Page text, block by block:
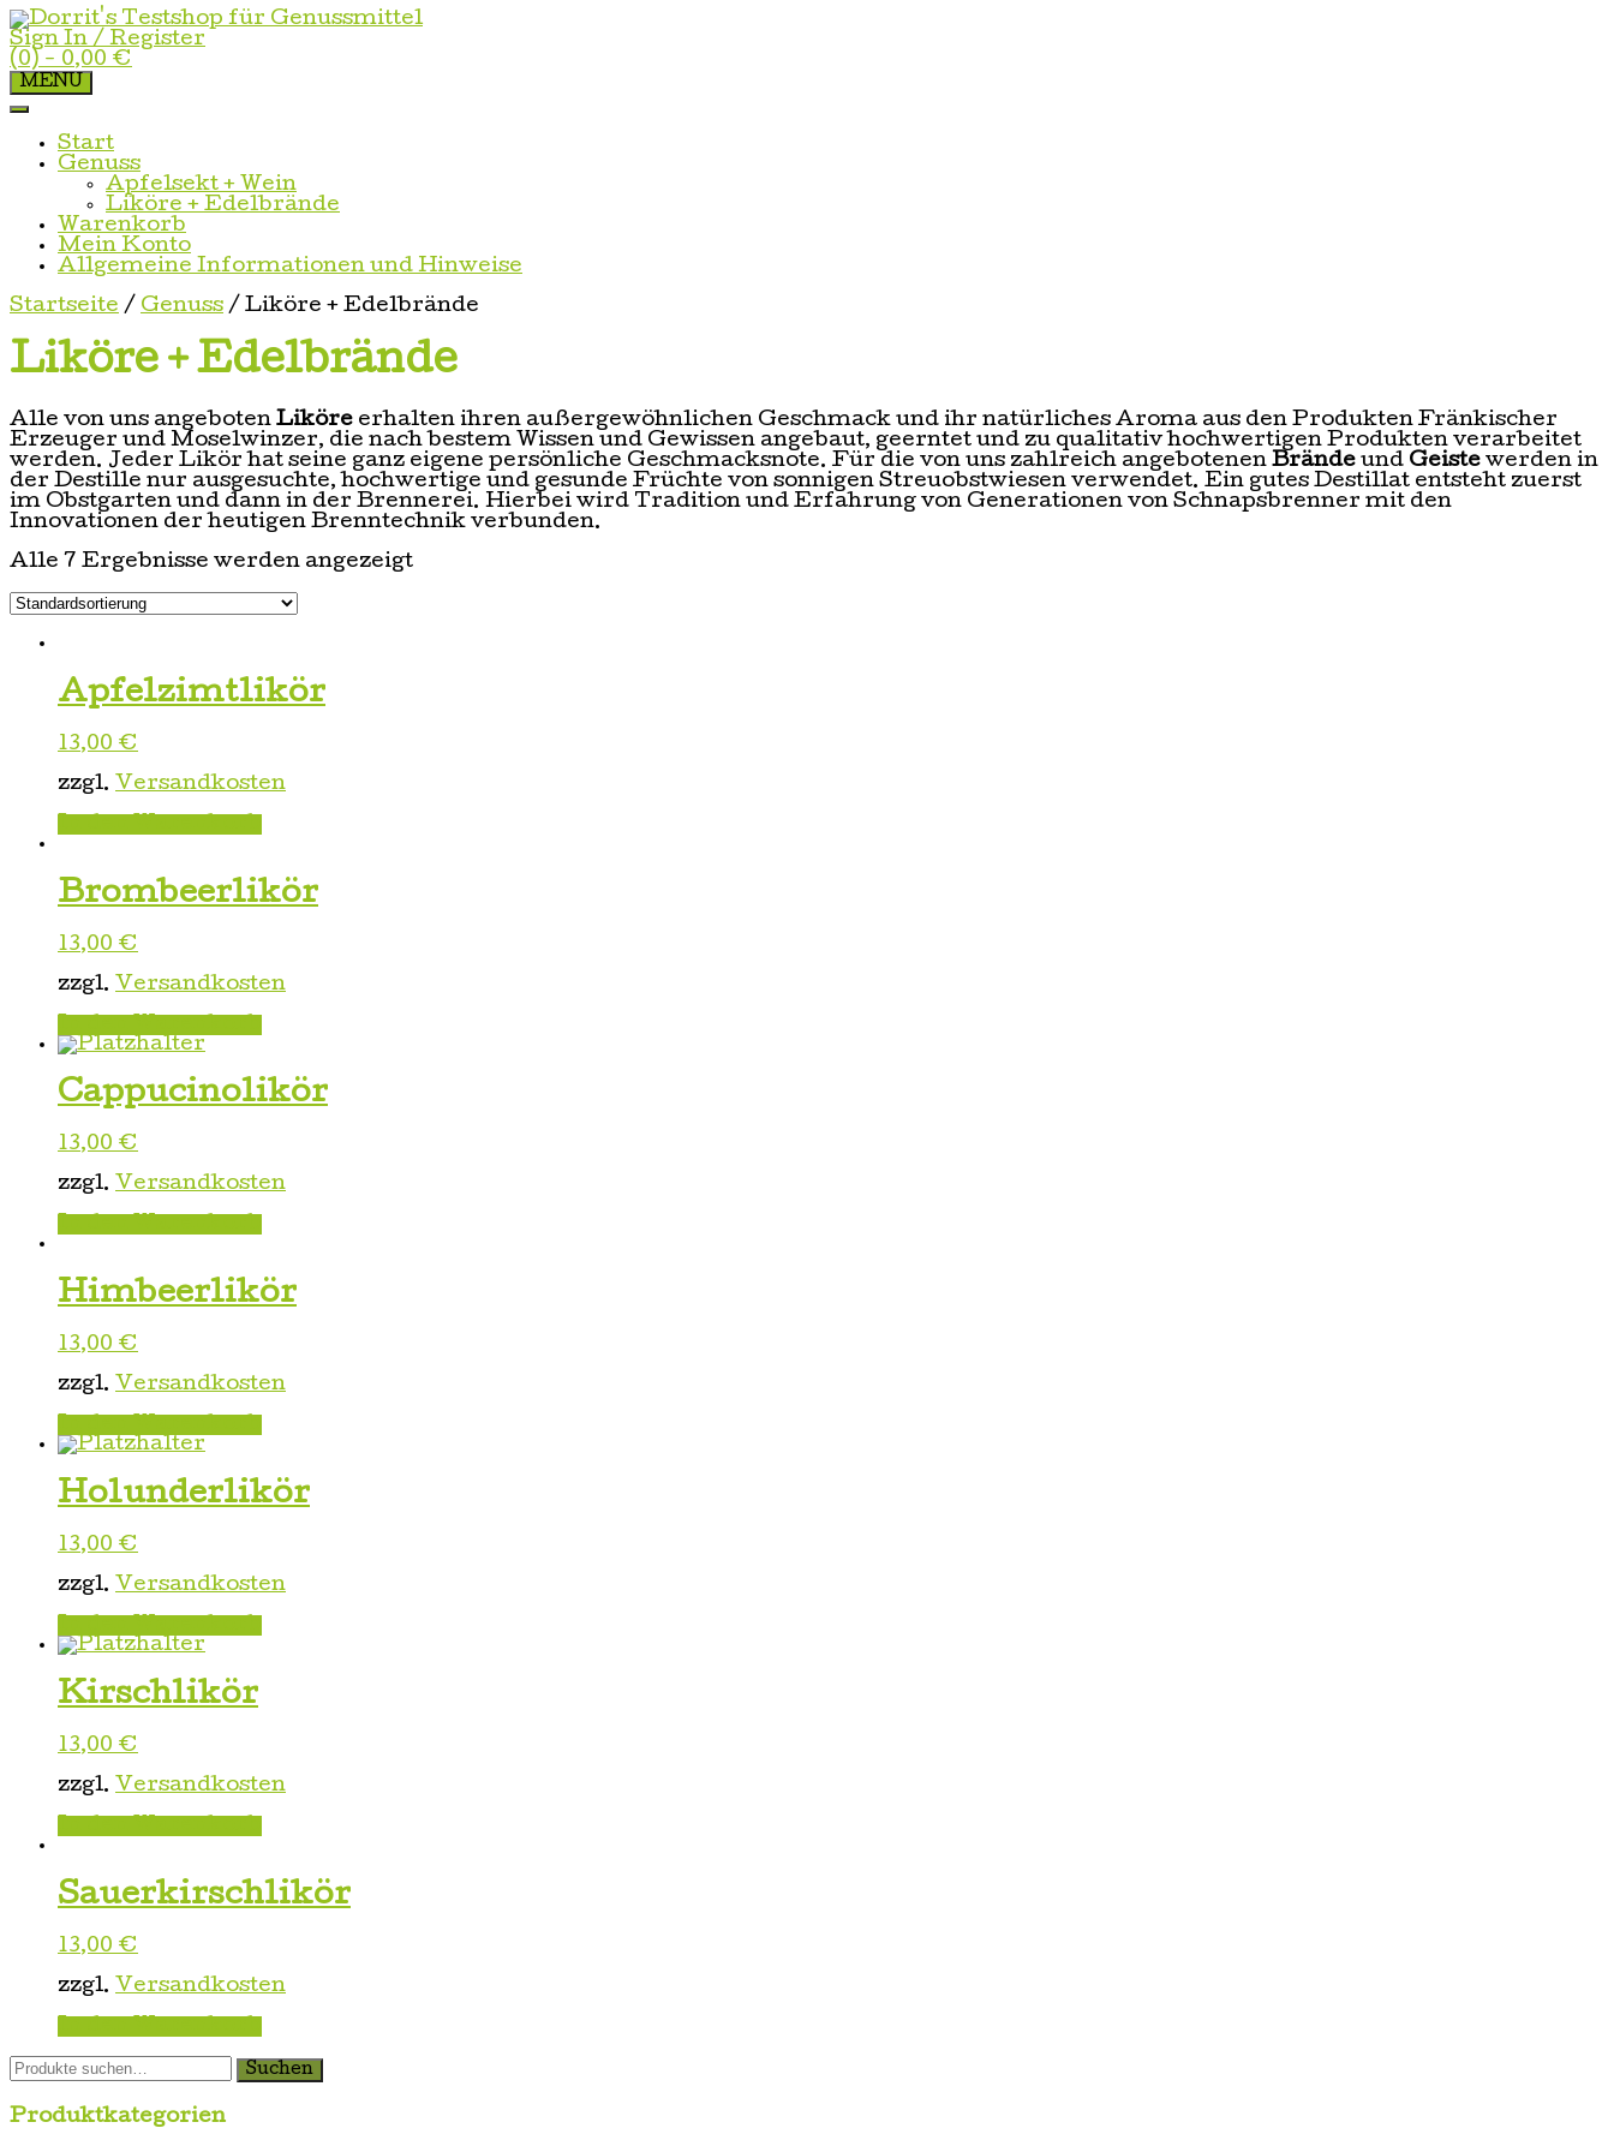
Skip
to
content
Sign In / Register
(0) - 0,00 €
MENU
Start
Genuss
Apfelsekt + Wein
Liköre + Edelbrände
Warenkorb
Mein Konto
Allgemeine Informationen und Hinweise
Startseite / Genuss / Liköre + Edelbrände
Liköre + Edelbrände
Alle von uns angeboten Liköre erhalten ihren außergewöhnlichen Geschmack und ihr natürliches Aroma aus den Produkten Fränkischer
Erzeuger und Moselwinzer, die nach bestem Wissen und Gewissen angebaut, geerntet und zu qualitativ hochwertigen Produkten verarbeitet
werden. Jeder Likör hat seine ganz eigene persönliche Geschmacksnote. Für die von uns zahlreich angebotenen Brände und Geiste werden in
der Destille nur ausgesuchte, hochwertige und gesunde Früchte von sonnigen Streuobstwiesen verwendet. Ein gutes Destillat entsteht zuerst
im Obstgarten und dann in der Brennerei. Hierbei wird Tradition und Erfahrung von Generationen von Schnapsbrenner mit den
Innovationen der heutigen Brenntechnik verbunden.
Alle 7 Ergebnisse werden angezeigt
Apfelzimtlikör
13,00 €
zzgl. Versandkosten
Brombeerlikör
13,00 €
zzgl. Versandkosten
Cappucinolikör
13,00 €
zzgl. Versandkosten
Himbeerlikör
13,00 €
zzgl. Versandkosten
Holunderlikör
13,00 €
zzgl. Versandkosten
Kirschlikör
13,00 €
zzgl. Versandkosten
Sauerkirschlikör
13,00 €
zzgl. Versandkosten
Suche
nach:
Suchen
Produktkategorien